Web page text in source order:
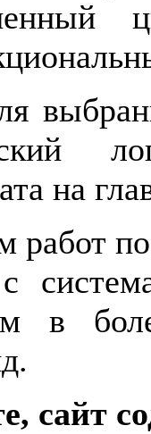
на
работ
в
сайт